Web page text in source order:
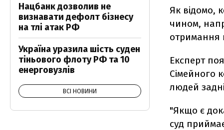
Як відомо,
чином,
отримання
Експерт
Сімейного
людей
"Якщо є
суд
Нацбанк дозволив не
визнавати дефолт бізнесу
на тлі атак РФ
Україна уразила шість суден
тіньового флоту РФ та 10
енерговузлів
ВСІ НОВИНИ